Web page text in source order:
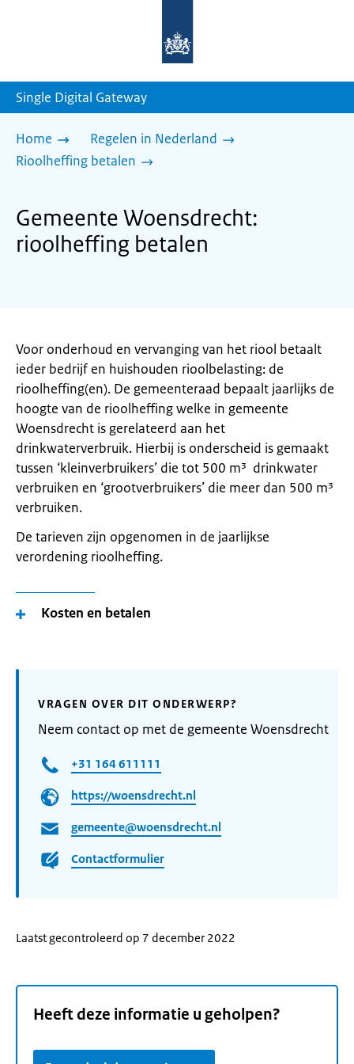
homepage
Single Digital Gateway
Home
Regelen in Nederland
Rioolheffing betalen
Gemeente Woensdrecht:
rioolheffing betalen
Voor onderhoud en vervanging van het riool betaalt
ieder bedrijf en huishouden rioolbelasting: de
rioolheffing(en). De gemeenteraad bepaalt jaarlijks de
hoogte van de rioolheffing welke in gemeente
Woensdrecht is gerelateerd aan het
drinkwaterverbruik. Hierbij is onderscheid is gemaakt
tussen ‘kleinverbruikers’ die tot 500 m³ drinkwater
verbruiken en ‘grootverbruikers’ die meer dan 500 m³
verbruiken.
De tarieven zijn opgenomen in de jaarlijkse
verordening rioolheffing.
Kosten en betalen
VRAGEN OVER DIT ONDERWERP?
Neem contact op met de gemeente Woensdrecht
+31 164 611111
https://woensdrecht.nl
gemeente@woensdrecht.nl
Contactformulier
Laatst gecontroleerd op 7 december 2022
Heeft deze informatie u geholpen?